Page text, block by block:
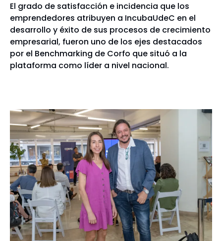
El grado de satisfacción e incidencia que los
emprendedores atribuyen a IncubaUdeC en el
desarrollo y éxito de sus procesos de crecimiento
empresarial, fueron uno de los ejes destacados
por el Benchmarking de Corfo que situó a la
plataforma como líder a nivel nacional.